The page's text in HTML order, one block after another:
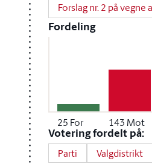
Forslag nr. 2 på vegne
Fordeling
25 For 143 Mot
Votering fordelt på:
Parti Valgdistrikt